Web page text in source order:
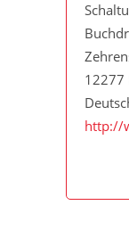
12277
http://